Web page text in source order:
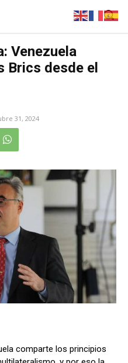
Venezuela
Brics desde el
31, 2024
comparte los principios